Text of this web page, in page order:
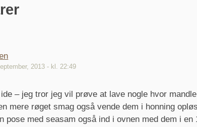
2013 - kl. 22:49
– jeg tror jeg vil prøve at lave nogle hvor
mere røget smag også vende dem i honning
pose med seasam også ind i ovnen med dem i en